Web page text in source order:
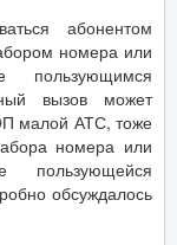
абонентом
номера или
вызов может
малой АТС, тоже
номера или
обсуждалось